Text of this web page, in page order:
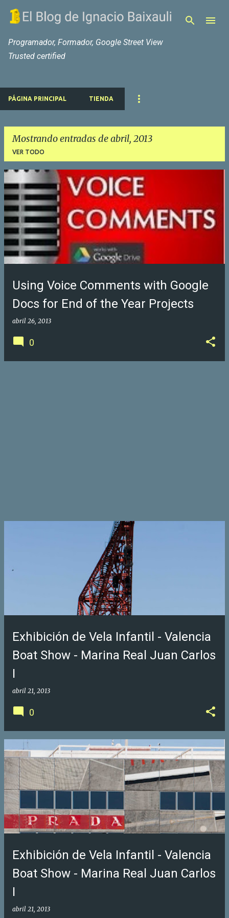
Ir al contenido principal
Programador, Formador, Google Street View
Trusted certified
PÁGINA PRINCIPAL TIENDA
Mostrando entradas de abril, 2013
VER TODO
E
n
r
a
d
Using Voice Comments with Google
Docs for End of the Year Projects
abril 26, 2013
0
Exhibición de Vela Infantil - Valencia
Boat Show - Marina Real Juan Carlos
I
abril 21, 2013
0
Exhibición de Vela Infantil - Valencia
Boat Show - Marina Real Juan Carlos
I
abril 21, 2013